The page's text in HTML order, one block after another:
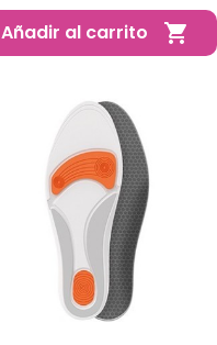
Añadir al carrito
